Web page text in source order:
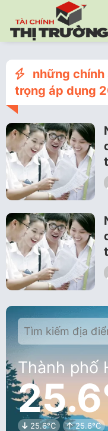
những chính
trọng áp dụng
Thành phố
25.6°C 25.6°C